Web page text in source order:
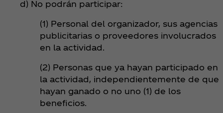
d) No podrán participar:
(1) Personal del organizador, sus agencias
publicitarias o proveedores involucrados
en la actividad.
(2) Personas que ya hayan participado en
la actividad, independientemente de que
hayan ganado o no uno (1) de los
beneficios.